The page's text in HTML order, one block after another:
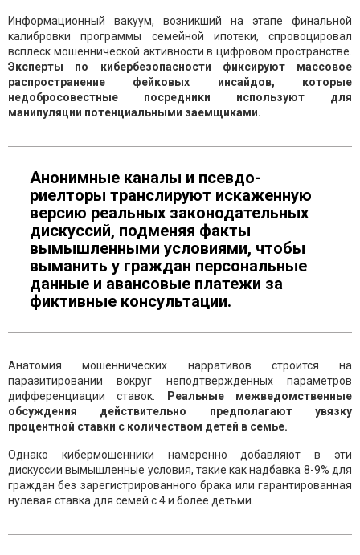
Информационный вакуум, возникший на этапе финальной
калибровки программы семейной ипотеки, спровоцировал
всплеск мошеннической активности в цифровом пространстве.
Эксперты по кибербезопасности фиксируют массовое
распространение фейковых инсайдов, которые
недобросовестные посредники используют для
манипуляции потенциальными заемщиками.
Анонимные каналы и псевдо-
риелторы транслируют искаженную
версию реальных законодательных
дискуссий, подменяя факты
вымышленными условиями, чтобы
выманить у граждан персональные
данные и авансовые платежи за
фиктивные консультации.
Анатомия мошеннических нарративов строится на
паразитировании вокруг неподтвержденных параметров
дифференциации ставок.
Реальные межведомственные
обсуждения действительно предполагают увязку
процентной ставки с количеством детей в семье.
Однако кибермошенники намеренно добавляют в эти
дискуссии вымышленные условия, такие как надбавка 8-9% для
граждан без зарегистрированного брака или гарантированная
нулевая ставка для семей с 4 и более детьми.